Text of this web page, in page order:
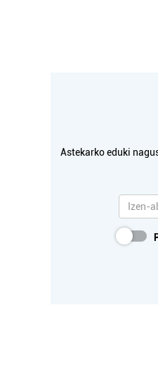
Astekarko eduki